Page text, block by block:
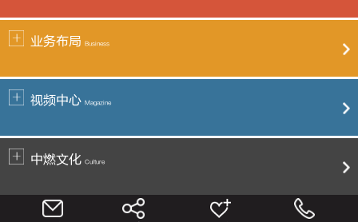
业务布局 Business
视频中心 Magazine
中燃文化 Culture